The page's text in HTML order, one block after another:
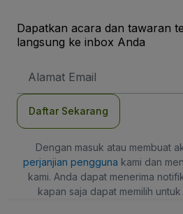
Dapatkan acara dan tawaran
langsung ke inbox Anda
Email
Daftar Sekarang
Dengan masuk atau membuat
perjanjian pengguna kami dan
kami. Anda dapat menerima
kapan saja dapat memilih